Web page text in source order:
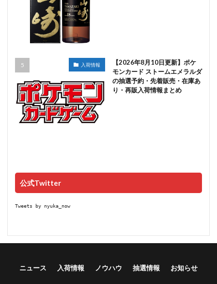
入荷情報
【2026年8月10日更新】ポケ
モンカード ストームエメラルダ
の抽選予約・先着販売・在庫あ
り・再販入荷情報まとめ
公式Twitter
Tweets by nyuka_now
ニュース 入荷情報 ノウハウ 抽選情報 お知らせ